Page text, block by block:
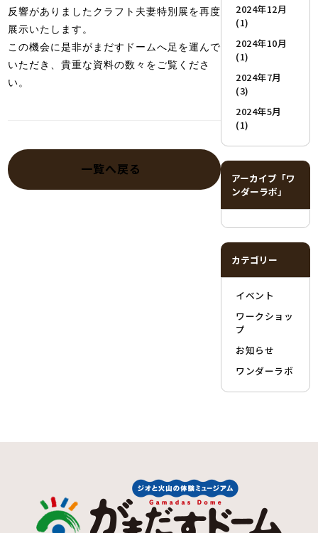
反響がありましたクラフト夫妻特別展を再度
展示いたします。
この機会に是非がまだすドームへ足を運んで
いただき、貴重な資料の数々をご覧くださ
い。
一覧へ戻る
2024年12月
(1)
2024年10月
(1)
2024年7月
(3)
2024年5月
(1)
アーカイブ「ワ
ンダーラボ」
カテゴリー
イベント
ワークショッ
プ
お知らせ
ワンダーラボ